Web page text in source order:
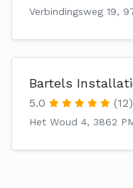
Verbindingsweg 19,
Bartels
5.0 (12)
Het Woud 4, 3862